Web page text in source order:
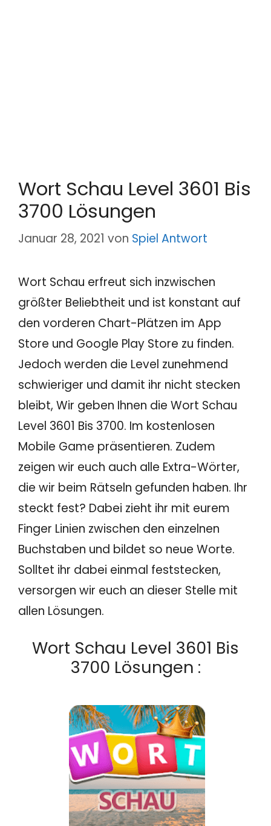
Wort Schau Level 3601 Bis
3700 Lösungen
Januar 28, 2021 von Spiel Antwort
Wort Schau erfreut sich inzwischen
größter Beliebtheit und ist konstant auf
den vorderen Chart-Plätzen im App
Store und Google Play Store zu finden.
Jedoch werden die Level zunehmend
schwieriger und damit ihr nicht stecken
bleibt, Wir geben Ihnen die Wort Schau
Level 3601 Bis 3700. Im kostenlosen
Mobile Game präsentieren. Zudem
zeigen wir euch auch alle Extra-Wörter,
die wir beim Rätseln gefunden haben. Ihr
steckt fest? Dabei zieht ihr mit eurem
Finger Linien zwischen den einzelnen
Buchstaben und bildet so neue Worte.
Solltet ihr dabei einmal feststecken,
versorgen wir euch an dieser Stelle mit
allen Lösungen.
Wort Schau Level 3601 Bis
3700 Lösungen :